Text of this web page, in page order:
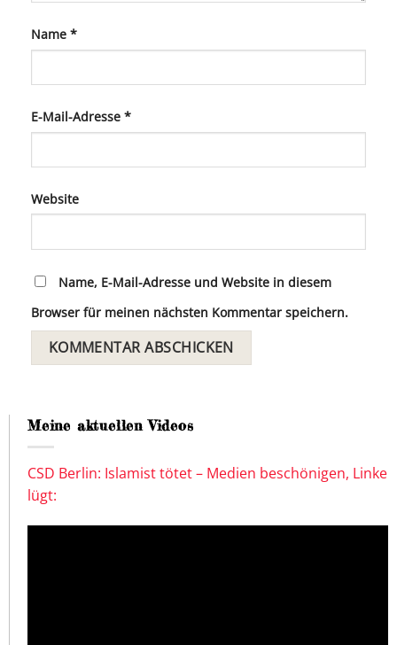
Name *
E-Mail-Adresse *
Website
Name, E-Mail-Adresse und Website in diesem
Browser für meinen nächsten Kommentar speichern.
Meine aktuellen Videos
CSD Berlin: Islamist tötet – Medien beschönigen, Linke
lügt: